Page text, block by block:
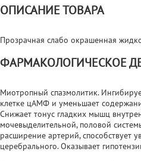
ОПИСАНИЕ ТОВАРА
Прозрачная слабо окрашенная
ФАРМАКОЛОГИЧЕСКОЕ
Миотропный спазмолитик.
клетке цАМФ и уменьшает
Снижает тонус гладких мышц
мочевыделительной, половой
расширение артерий, способствует
церебрального. Оказывает